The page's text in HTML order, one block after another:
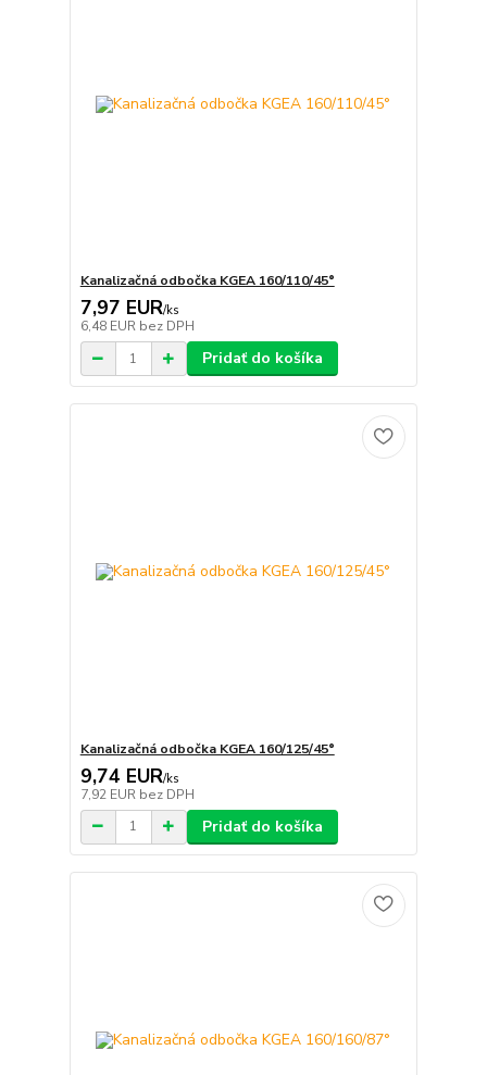
Kanalizačná odbočka KGEA 160/110/45°
7,97 EUR/ks
6,48 EUR bez DPH
Pridať do košíka
Kanalizačná odbočka KGEA 160/125/45°
9,74 EUR/ks
7,92 EUR bez DPH
Pridať do košíka